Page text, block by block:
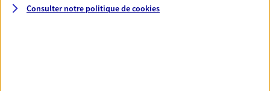
DEMANDER UN DEVIS
Consulter notre politique decookies